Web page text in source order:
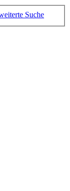
Suche